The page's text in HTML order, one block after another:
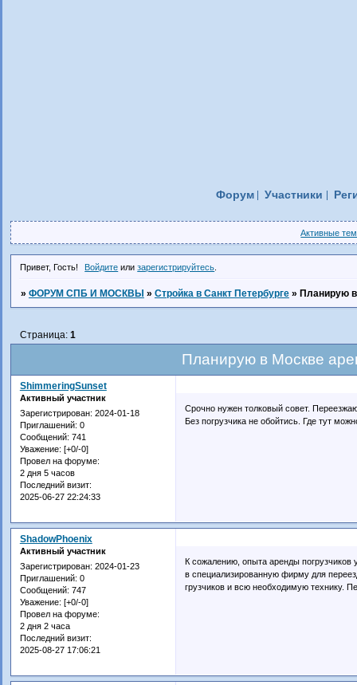
Форум Участники
Активные
Привет, Гость! Войдите илизарегистрируйтесь
» ФОРУМ СПБ И МОСКВЫ » Стройка в Санкт Петербурге » Планирую в
Планирую в Москве
Страница: 1
ShimmeringSunset
Активный участник
Зарегистрирован: 2024-01-18
Приглашений: 0
Сообщений: 741
Уважение: [+0/-0]
Провел на форуме:
2 дня 5 часов
Последний визит:
2025-06-27 22:24:33
Срочно нужен толковый совет.
Без погрузчика не обойтись. Где тут
ShadowPhoenix
Активный участник
Зарегистрирован: 2024-01-23
Приглашений: 0
Сообщений: 747
Уважение: [+0/-0]
Провел на форуме:
2 дня 2 часа
Последний визит:
2025-08-27 17:06:21
К сожалению, опыта аренды
в специализированную фирму для
грузчиков и всю необходимую технику.